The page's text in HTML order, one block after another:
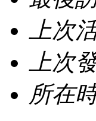
上次
上次
所在